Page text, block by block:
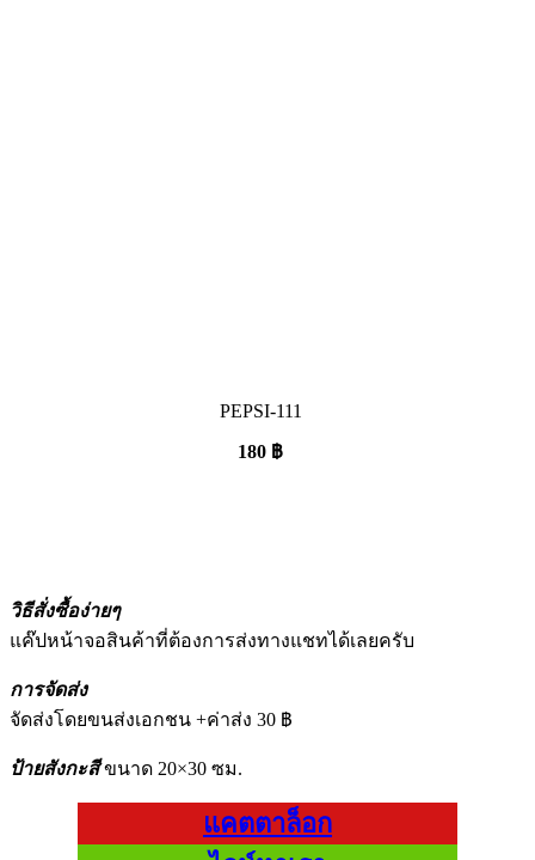
PEPSI-111
180 ฿
วิธีสั่งซื้อง่ายๆ
แค๊ปหน้าจอสินค้าที่ต้องการส่งทางแชทได้เลยครับ
การจัดส่ง
จัดส่งโดยขนส่งเอกชน +ค่าส่ง 30 ฿
ป้ายสังกะสีขนาด 20×30 ซม.
แคตตาล็อก